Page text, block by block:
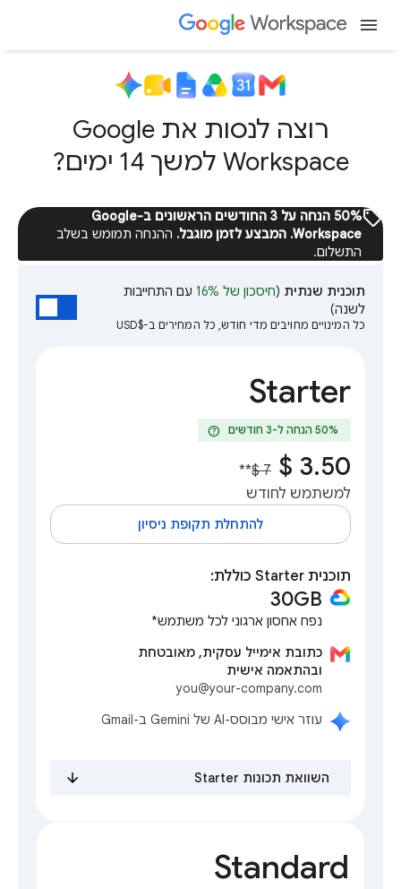
menu
רוצה לנסות את Google
Workspace למשך 14 ימים?
sell
‫50% הנחה על 3 החודשים הראשונים ב-Google
Workspace. המבצע לזמן מוגבל.
ההנחה תמומש בשלב
התשלום.
תוכנית שנתית (חיסכון של 16%
עם התחייבות
לשנה)
כל המינויים מחויבים מדי חודש, כל המחירים ב-$USD
Starter
help
**
למשתמש לחודש
להתחלת תקופת ניסיון
תוכנית Starter כוללת:
30GB‎
נפח אחסון ארגוני לכל משתמש*
כתובת אימייל עסקית, מאובטחת
ובהתאמה אישית
you@your-company.com
עוזר אישי מבוסס-AI של Gemini ב-Gmail
השוואת תכונות Starter
Standard